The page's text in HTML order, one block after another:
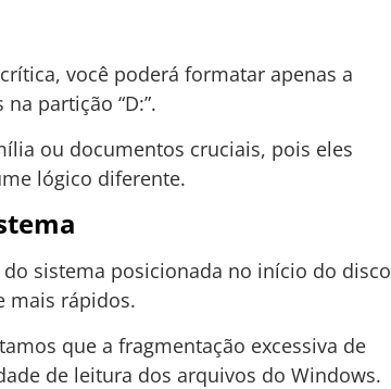
você poderá formatar apenas a
partição “D:”.
ou documentos cruciais, pois eles
lógico diferente.
do sistema posicionada no início do disco
mais rápidos.
que a fragmentação excessiva de
de leitura dos arquivos do Windows.